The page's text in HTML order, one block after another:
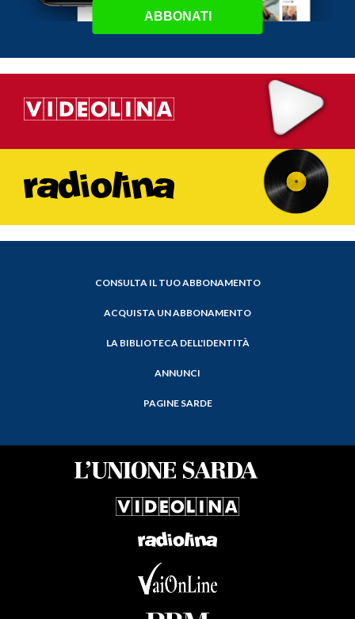
ABBONATI
CONSULTA IL TUO ABBONAMENTO
ACQUISTA UN ABBONAMENTO
LA BIBLIOTECA DELL'IDENTITÀ
ANNUNCI
PAGINE SARDE